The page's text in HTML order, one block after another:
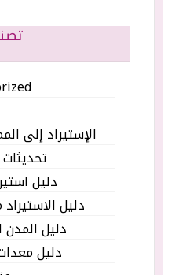
الإستيراد إلى
دليل
دليل
دليل المدن
دليل